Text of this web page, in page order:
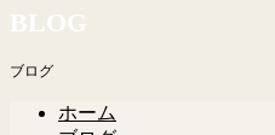
BLOG
ブログ
ホーム